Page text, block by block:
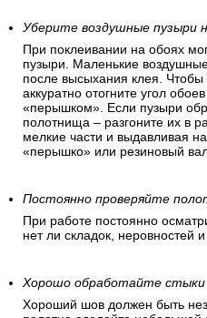
Уберите воздушные пузыри
При поклеивании на обоях
пузыри. Маленькие
после высыхания клея. Чтобы
аккуратно отогните угол
«перышком». Если пузыри
полотнища – разгоните их в
мелкие части и выдавливая
«перышко» или резиновый
Постоянно проверяйте
При работе постоянно
нет ли складок, неровностей
Хорошо обработайте стыки
Хороший шов должен быть